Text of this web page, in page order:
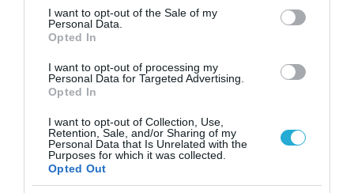
consent section.
I want to opt-out of the Sale of my
Personal Data.
Opted In
I want to opt-out of processing my
Personal Data for Targeted Advertising.
Opted In
I want to opt-out of Collection, Use,
Retention, Sale, and/or Sharing of my
Personal Data that Is Unrelated with the
Purposes for which it was collected.
Opted Out
27.02.2025 | 11:41
FAB ρωσικού Su-34 «εξαϋλώνει» αποθήκη
UAV των Ουκρανών στο Γκουέβο (βίντεο)
Τα σφοδρά πλήγματα συνέβησαν σε πρώην
αποστακτήριο που λειτουργούσε ως παρατηρητήριο
των AFU